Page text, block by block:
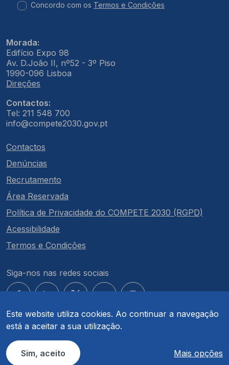
Este website utiliza cookies. Ao continuar a navegação
está a aceitar a sua utilização.
Sim, aceito Mais opções
Concordo com os Termos e Condições
Morada:
Edifício Expo 98
Av. D.João II, nº52 - 3º Piso
1990-096 Lisboa
Direções
Contactos:
Tel: 211 548 700
info@compete2030.gov.pt
Contactos
Denúncias
Recrutamento
Área Reservada
Política de Privacidade do COMPETE 2030 (RGPD)
Acessibilidade
Termos e Condições
Siga-nos nas redes sociais
© COMPETE 2030. Todos os direitos reservados.